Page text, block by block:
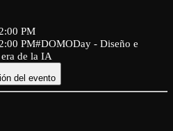
PM
PM#DOMODay - Diseño e
de la IA
del evento